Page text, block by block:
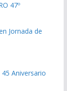
47º
Jornada de
Aniversario